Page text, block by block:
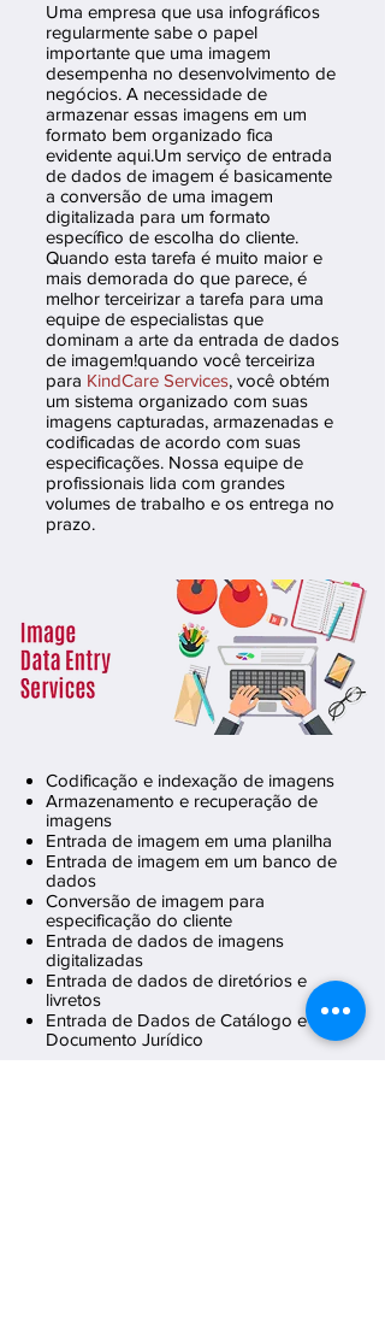
Uma empresa que usa infográficos
regularmente sabe o papel
importante que uma imagem
desempenha no desenvolvimento de
negócios. A necessidade de
armazenar essas imagens em um
formato bem organizado fica
evidente aqui.Um serviço de entrada
de dados de imagem é basicamente
a conversão de uma imagem
digitalizada para um formato
específico de escolha do cliente.
Quando esta tarefa é muito maior e
mais demorada do que parece, é
melhor terceirizar a tarefa para uma
equipe de especialistas que
dominam a arte da entrada de dados
de imagem!quando você terceiriza
para KindCare Services, você obtém
um sistema organizado com suas
imagens capturadas, armazenadas e
codificadas de acordo com suas
especificações. Nossa equipe de
profissionais lida com grandes
volumes de trabalho e os entrega no
prazo.
Codificação e indexação de imagens
Armazenamento e recuperação de
imagens
Entrada de imagem em uma planilha
Entrada de imagem em um banco de
dados
Conversão de imagem para
especificação do cliente
Entrada de dados de imagens
digitalizadas
Entrada de dados de diretórios e
livretos
Entrada de Dados de Catálogo e
Documento Jurídico